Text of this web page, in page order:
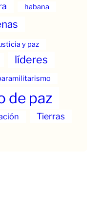
habana
y paz
líderes
de paz
Tierras